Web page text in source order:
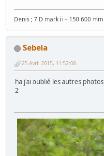
Denis ; 7 D mark ii + 150 600
Sebela
25 Avril 2015, 11:52:08
ha j'ai oublié les autres photos
2